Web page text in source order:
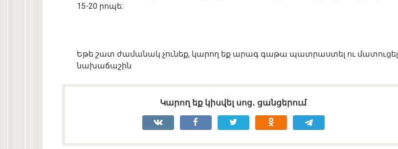
15-20 րոպե:
Եթե շատ ժամանակ չունեք, կարող եք արագ գաթա պատրաստել ու մատուցել
նախաճաշին
Կարող եք կիսվել սոց․ ցանցերում